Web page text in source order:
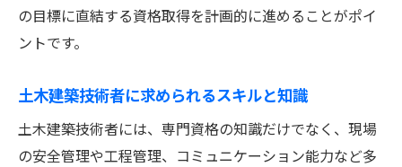
の目標に直結する資格取得を計画的に進めることがポイ
ントです。
土木建築技術者に求められるスキルと知識
土木建築技術者には、専門資格の知識だけでなく、現場
の安全管理や工程管理、コミュニケーション能力など多